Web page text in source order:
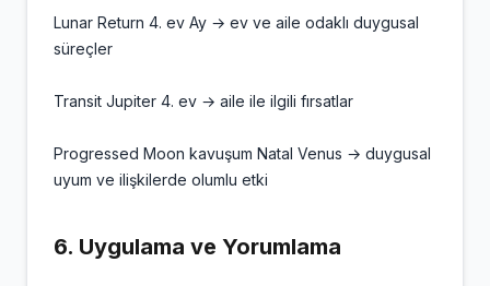
Lunar Return 4. ev Ay → ev ve aile odaklı duygusal
süreçler
Transit Jupiter 4. ev → aile ile ilgili fırsatlar
Progressed Moon kavuşum Natal Venus → duygusal
uyum ve ilişkilerde olumlu etki
6. Uygulama ve Yorumlama